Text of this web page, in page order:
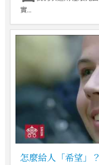
實...
怎麼給人「希望」？